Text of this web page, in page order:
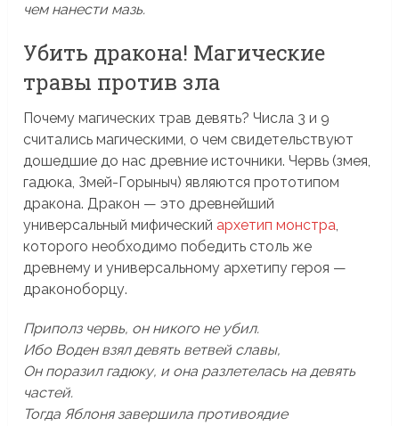
чем нанести мазь.
Убить дракона! Магические
травы против зла
Почему магических трав девять? Числа 3 и 9
считались магическими, о чем свидетельствуют
дошедшие до нас древние источники. Червь (змея,
гадюка, Змей-Горыныч) являются прототипом
дракона. Дракон — это древнейший
универсальный мифический архетип монстра,
которого необходимо победить столь же
древнему и универсальному архетипу героя —
драконоборцу.
Приполз червь, он никого не убил.
Ибо Воден взял девять ветвей славы,
Он поразил гадюку, и она разлетелась на девять
частей.
Тогда Яблоня завершила противоядие